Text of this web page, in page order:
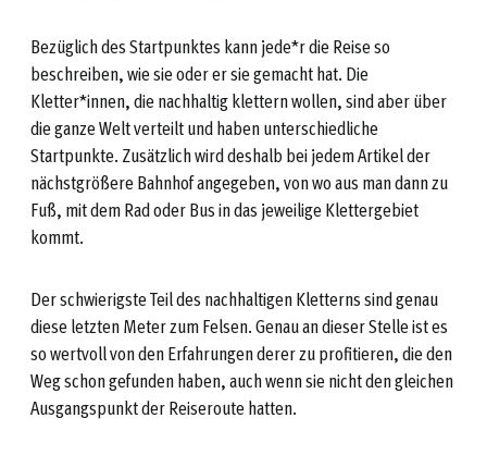
Bezüglich des Startpunktes kann jede*r die Reise so
beschreiben, wie sie oder er sie gemacht hat. Die
Kletter*innen, die nachhaltig klettern wollen, sind aber über
die ganze Welt verteilt und haben unterschiedliche
Startpunkte. Zusätzlich wird deshalb bei jedem Artikel der
nächstgrößere Bahnhof angegeben, von wo aus man dann zu
Fuß, mit dem Rad oder Bus in das jeweilige Klettergebiet
kommt.
Der schwierigste Teil des nachhaltigen Kletterns sind genau
diese letzten Meter zum Felsen. Genau an dieser Stelle ist es
so wertvoll von den Erfahrungen derer zu profitieren, die den
Weg schon gefunden haben, auch wenn sie nicht den gleichen
Ausgangspunkt der Reiseroute hatten.